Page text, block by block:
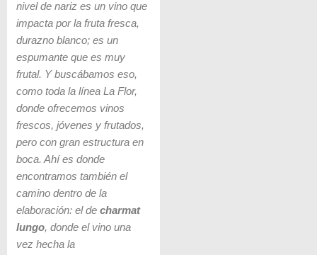
nivel de nariz es un vino que
impacta por la fruta fresca,
durazno blanco; es un
espumante que es muy
frutal. Y buscábamos eso,
como toda la línea La Flor,
donde ofrecemos vinos
frescos, jóvenes y frutados,
pero con gran estructura en
boca. Ahí es donde
encontramos también el
camino dentro de la
elaboración: el de charmat
lungo, donde el vino una
vez hecha la